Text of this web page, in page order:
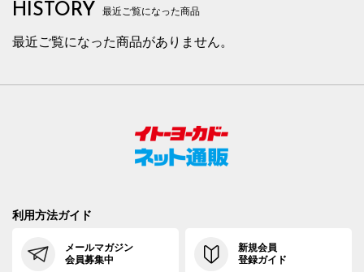
HISTORY 最近ご覧になった商品
最近ご覧になった商品がありません。
利用方法ガイド
メールマガジン
会員募集中
新規会員
登録ガイド